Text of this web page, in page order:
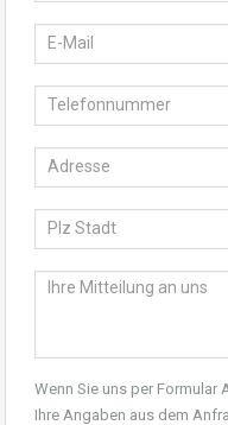
Wenn Sie uns per Formular
Ihre Angaben aus dem